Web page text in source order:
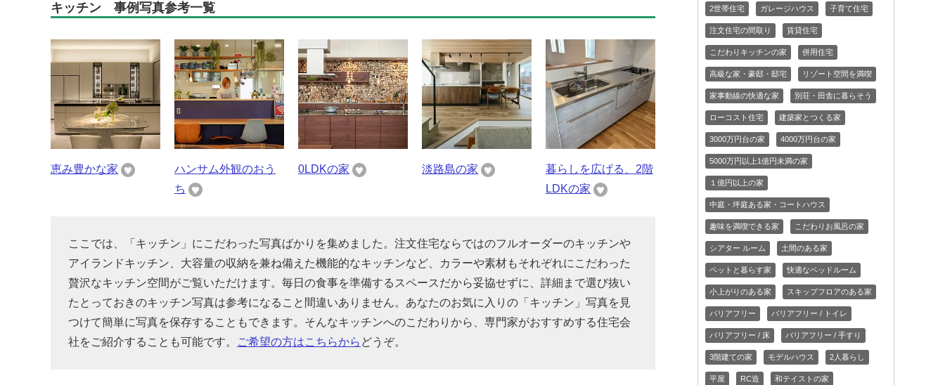
キッチン 事例写真参考一覧
恵み豊かな家
ハンサム外観のおう
ち
0LDKの家 淡路島の家
暮らしを広げる、2階
LDKの家
ここでは、「キッチン」にこだわった写真ばかりを集めました。注文住宅ならではのフルオーダーのキッチンや
アイランドキッチン、大容量の収納を兼ね備えた機能的なキッチンなど、カラーや素材もそれぞれにこだわった
贅沢なキッチン空間がご覧いただけます。毎日の食事を準備するスペースだから妥協せずに、詳細まで選び抜い
たとっておきのキッチン写真は参考になること間違いありません。あなたのお気に入りの「キッチン」写真を見
つけて簡単に写真を保存することもできます。そんなキッチンへのこだわりから、専門家がおすすめする住宅会
社をご紹介することも可能です。
ご希望の方はこちらから どうぞ。
2世帯住宅 ガレージハウス 子育て住宅
注文住宅の間取り 賃貸住宅
こだわりキッチンの家 併用住宅
高級な家・豪邸・邸宅 リゾート空間を満喫
家事動線の快適な家 別荘・田舎に暮らそう
ローコスト住宅 建築家とつくる家
3000万円台の家 4000万円台の家
5000万円以上1億円未満の家
１億円以上の家
中庭・坪庭ある家・コートハウス
趣味を満喫できる家 こだわりお風呂の家
シアター ルーム 土間のある家
ペットと暮らす家 快適なベッドルーム
小上がりのある家 スキップフロアのある家
バリアフリー バリアフリー / トイレ
バリアフリー / 床 バリアフリー / 手すり
3階建ての家 モデルハウス 2人暮らし
平屋 RC造 和テイストの家